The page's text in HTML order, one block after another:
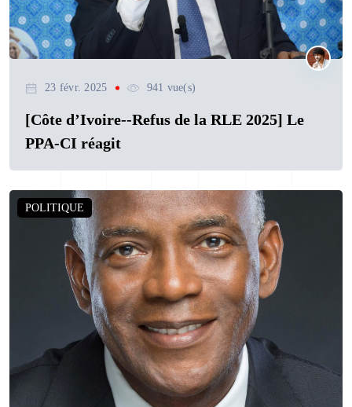
23 févr. 2025 941 vue(s)
[Côte d’Ivoire--Refus de la RLE 2025] Le
PPA-CI réagit
POLITIQUE